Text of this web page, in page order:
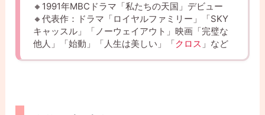
🔸1991年MBCドラマ「私たちの天国」デビュー
🔸代表作：ドラマ「ロイヤルファミリー」「SKY
キャッスル」「ノーウェイアウト」映画「完璧な
他人」「始動」「人生は美しい」「クロス 」など